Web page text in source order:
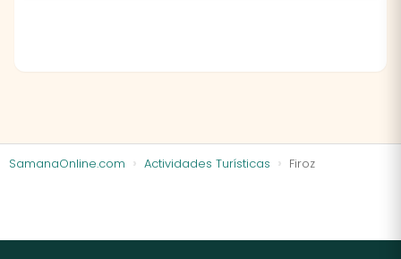
SamanaOnline.com Actividades Turísticas Firoz